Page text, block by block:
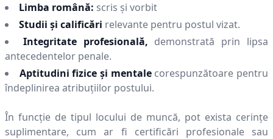
Limba română: scris și vorbit
Studii și calificări relevante pentru postul vizat.
Integritate profesională, demonstrată prin lipsa
antecedentelor penale.
Aptitudini fizice și mentale corespunzătoare pentru
îndeplinirea atribuțiilor postului.
În funcție de tipul locului de muncă, pot exista cerințe
suplimentare, cum ar fi certificări profesionale sau